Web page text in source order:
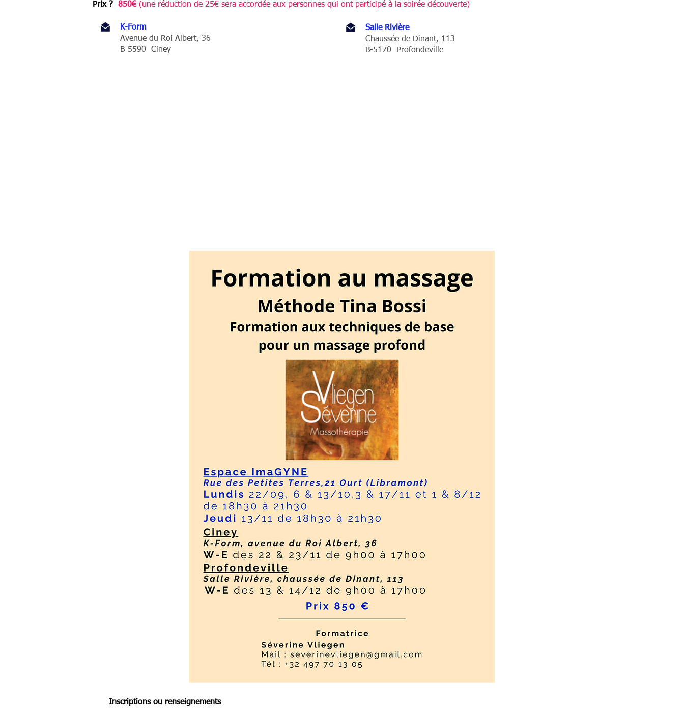
Prix ? 850€ (une réduction de 25€ sera accordée aux personnes qui ont participé à la soirée découverte)
K-Form
Avenue du Roi Albert, 36
B-5590 Ciney
Salle Rivière
Chaussée de Dinant, 113
B-5170 Profondeville
Inscriptions ou renseignements